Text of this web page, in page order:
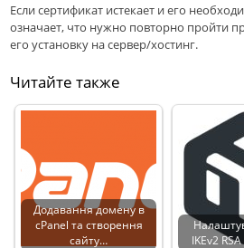
Если сертификат истекает и его
означает, что нужно повторно пройти
его установку на сервер/хостинг.
Читайте также
Додавання домену в
cPanel та створення
сайту…
IKEv2